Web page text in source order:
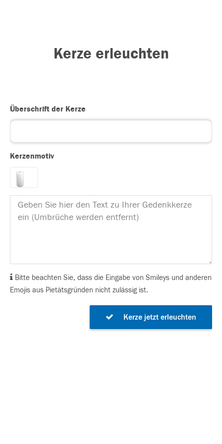
Kerze erleuchten
Überschrift der Kerze
Kerzenmotiv
Bitte beachten Sie, dass die Eingabe von Smileys und anderen
Emojis aus Pietätsgründen nicht zulässig ist.
Kerze jetzt erleuchten